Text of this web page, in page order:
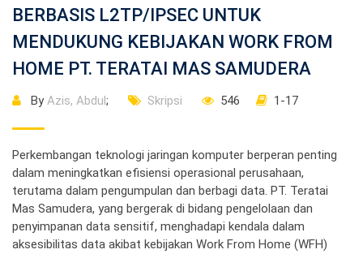
BERBASIS L2TP/IPSEC UNTUK
MENDUKUNG KEBIJAKAN WORK FROM
HOME PT. TERATAI MAS SAMUDERA
By Azis, Abdul; Skripsi 546 1-17
Perkembangan teknologi jaringan komputer berperan penting
dalam meningkatkan efisiensi operasional perusahaan,
terutama dalam pengumpulan dan berbagi data. PT. Teratai
Mas Samudera, yang bergerak di bidang pengelolaan dan
penyimpanan data sensitif, menghadapi kendala dalam
aksesibilitas data akibat kebijakan Work From Home (WFH)